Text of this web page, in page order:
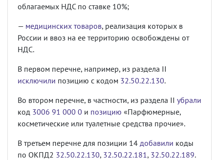
облагаемых НДС по ставке 10%;
— медицинских товаров, реализация которых в
России и ввоз на ее территорию освобождены от
НДС.
В первом перечне, например, из раздела II
исключили позицию с кодом 32.50.22.130.
Во втором перечне, в частности, из раздела II убрали
код 3006 91 000 0 и позицию «Парфюмерные,
косметические или туалетные средства прочие».
В третьем перечне для позиции 14 добавили коды
по ОКПД2 32.50.22.130, 32.50.22.181, 32.50.22.189.